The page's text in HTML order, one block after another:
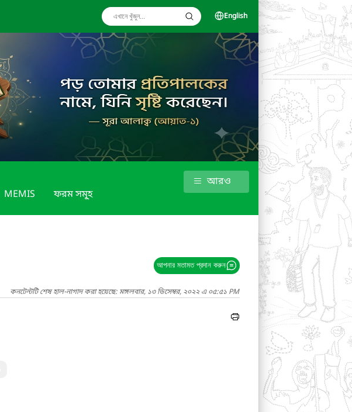
English
MEMIS ফরম সমূ্হ
আরও
আপনার মতামত প্রদান করুন
কনটেন্টটি শেষ হাল-নাগাদ করা হয়েছে: মঙ্গলবার, ১৩ ডিসেম্বর, ২০২২ এ ০৫:৫১ PM